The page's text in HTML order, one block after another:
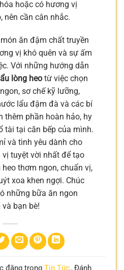
hoặc có hương vị
nên cần cân nhắc.
ăn đậm chất truyền
vị khó quên và sự ấm
Với những hướng dẫn
lòng heo từ việc chọn
sơ chế kỹ lưỡng,
lẩu đậm đà và các bí
thêm phần hoàn hảo, hy
tài tại căn bếp của mình.
và tình yêu dành cho
tuyệt vời nhất để tạo
thơm ngon, chuẩn vị,
xoa khen ngợi. Chúc
những bữa ăn ngon
bạn bè!
đăng trong Tin Tức. Đánh